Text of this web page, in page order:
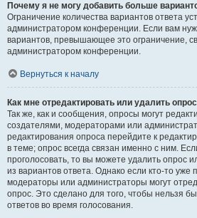
Почему я не могу добавить больше
Ограничение количества вариантов ответа
администратором конференции. Если вам
вариантов, превышающее это ограничение,
администратором конференции.
Вернуться к началу
Как мне отредактировать или удалить
Так же, как и сообщения, опросы могут
создателями, модераторами или
редактирования опроса перейдите к
в теме; опрос всегда связан именно с ним.
проголосовать, то вы можете удалить опрос
из вариантов ответа. Однако если кто-то уже
модераторы или администраторы могут
опрос. Это сделано для того, чтобы нельзя
ответов во время голосования.